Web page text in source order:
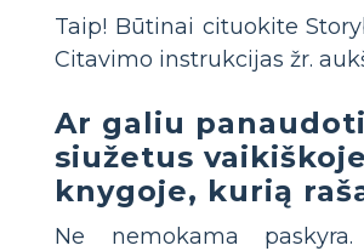
Taip! Būtinai cituokite
Citavimo instrukcijas žr.
Ar galiu
siužetus vaikiškoje
knygoje, kurią
Ne nemokama paskyra.